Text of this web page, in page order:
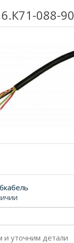
088-90
уточним детали